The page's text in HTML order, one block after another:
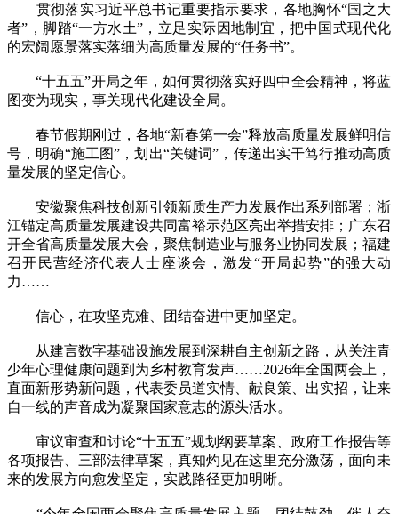
贯彻落实习近平总书记重要指示要求，各地胸怀“国之大
者”，脚踏“一方水土”，立足实际因地制宜，把中国式现代化
的宏阔愿景落实落细为高质量发展的“任务书”。
“十五五”开局之年，如何贯彻落实好四中全会精神，将蓝
图变为现实，事关现代化建设全局。
春节假期刚过，各地“新春第一会”释放高质量发展鲜明信
号，明确“施工图”，划出“关键词”，传递出实干笃行推动高质
量发展的坚定信心。
安徽聚焦科技创新引领新质生产力发展作出系列部署；浙
江锚定高质量发展建设共同富裕示范区亮出举措安排；广东召
开全省高质量发展大会，聚焦制造业与服务业协同发展；福建
召开民营经济代表人士座谈会，激发“开局起势”的强大动
力……
信心，在攻坚克难、团结奋进中更加坚定。
从建言数字基础设施发展到深耕自主创新之路，从关注青
少年心理健康问题到为乡村教育发声……2026年全国两会上，
直面新形势新问题，代表委员道实情、献良策、出实招，让来
自一线的声音成为凝聚国家意志的源头活水。
审议审查和讨论“十五五”规划纲要草案、政府工作报告等
各项报告、三部法律草案，真知灼见在这里充分激荡，面向未
来的发展方向愈发坚定，实践路径更加明晰。